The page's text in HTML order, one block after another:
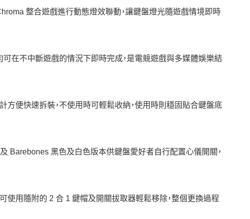
整合遊戲進行動態燈效聯動，讓鍵盤燈光隨遊戲情境即時
可在不中斷遊戲的情況下即時完成，是電競遊戲與多媒體娛樂結
便快速拆裝，不使用時可輕鬆收納，使用時則穩固貼合鍵盤底
Barebones 黑色及白色版本供鍵盤愛好者自行配置心儀開關，
用隨附的 2 合 1 鍵帽及開關拔取器輕鬆移除，整個更換過程